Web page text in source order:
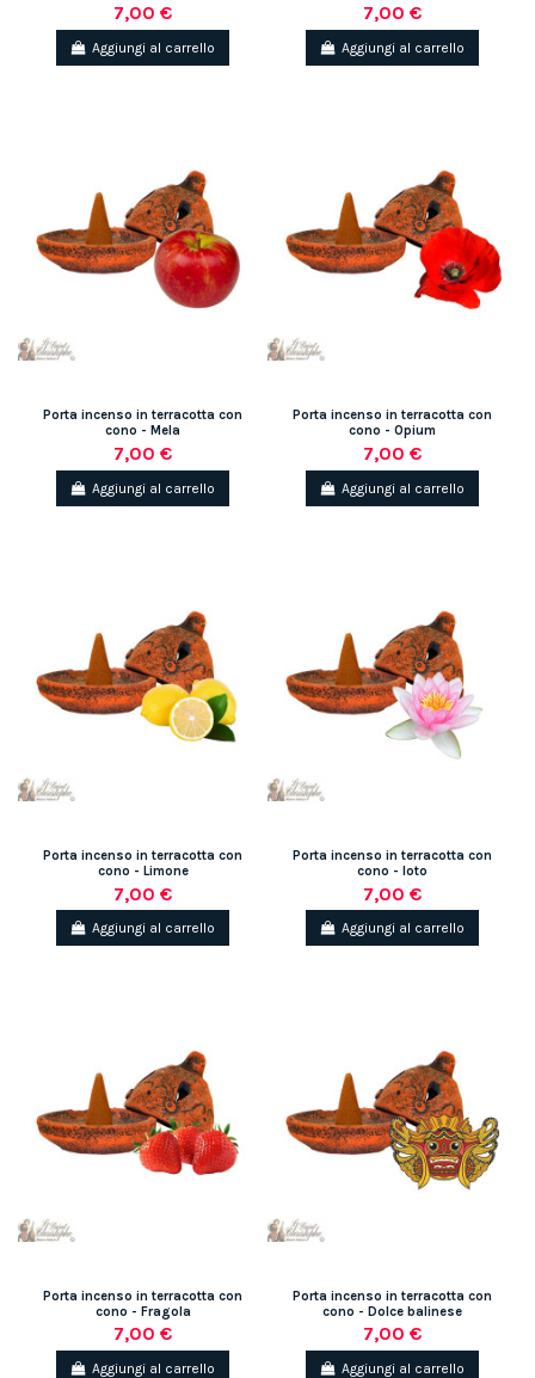
7,00 €
Aggiungi al carrello
7,00 €
Aggiungi al carrello
Porta incenso in terracotta con
cono - Mela
7,00 €
Aggiungi al carrello
Porta incenso in terracotta con
cono - Opium
7,00 €
Aggiungi al carrello
Porta incenso in terracotta con
cono - Limone
7,00 €
Aggiungi al carrello
Porta incenso in terracotta con
cono - loto
7,00 €
Aggiungi al carrello
Porta incenso in terracotta con
cono - Fragola
7,00 €
Aggiungi al carrello
Porta incenso in terracotta con
cono - Dolce balinese
7,00 €
Aggiungi al carrello